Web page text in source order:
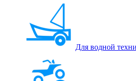
Для водной